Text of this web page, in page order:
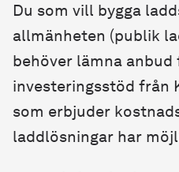
Du som vill bygga
allmänheten (publik
behöver lämna
investeringsstöd från
som erbjuder
laddlösningar har